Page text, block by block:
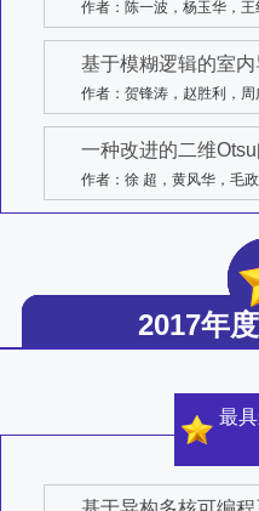
作者：陈一波，杨玉华，
基于模糊逻辑的室
作者：贺锋涛，赵胜利，
一种改进的二维
作者：徐 超，黄风华，毛
2017年
最